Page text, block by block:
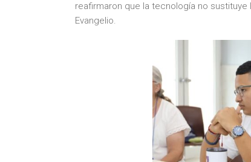
reafirmaron que la tecnología no
Evangelio.